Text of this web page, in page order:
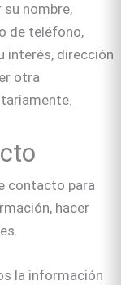
nombre,
de teléfono,
interés, dirección
otra
contacto para
hacer
la información